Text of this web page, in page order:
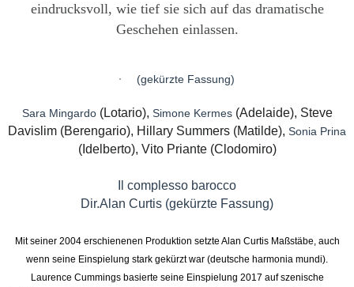
eindrucksvoll, wie tief sie sich auf das dramatische
Geschehen einlassen.
(gekürzte Fassung)
Sara Mingardo (Lotario), Simone Kermes (Adelaide), Steve
Davislim (Berengario), Hillary Summers (Matilde), Sonia Prina
(Idelberto), Vito Priante (Clodomiro)
Il complesso barocco
Dir.Alan Curtis (gekürzte Fassung)
Mit seiner 2004 erschienenen Produktion setzte Alan Curtis Maßstäbe, auch
wenn seine Einspielung stark gekürzt war (deutsche harmonia mundi).
Laurence Cummings basierte seine Einspielung 2017 auf szenische